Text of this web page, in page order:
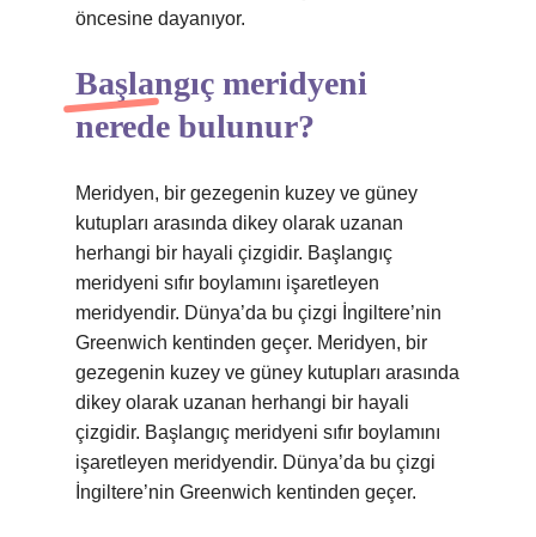
öncesine dayanıyor.
Başlangıç meridyeni
nerede bulunur?
Meridyen, bir gezegenin kuzey ve güney
kutupları arasında dikey olarak uzanan
herhangi bir hayali çizgidir. Başlangıç ​​
meridyeni sıfır boylamını işaretleyen
meridyendir. Dünya’da bu çizgi İngiltere’nin
Greenwich kentinden geçer. Meridyen, bir
gezegenin kuzey ve güney kutupları arasında
dikey olarak uzanan herhangi bir hayali
çizgidir. Başlangıç ​​meridyeni sıfır boylamını
işaretleyen meridyendir. Dünya’da bu çizgi
İngiltere’nin Greenwich kentinden geçer.